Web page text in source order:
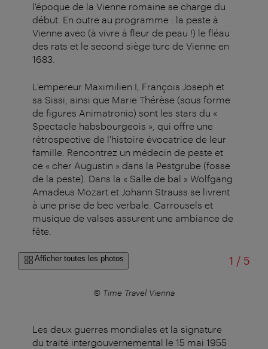
l'époque de la Vienne romaine se charge du
début. En outre au programme : la peste à
Vienne avec (à vivre à fleur de peau !) le fléau
des rats et le second siège turc de Vienne en
1683.
L'empereur Maximilien I, François Joseph et
sa Sissi, ainsi que Marie Thérèse (sous forme
de figures Animatronic) sont les stars du «
Spectacle habsbourgeois », qui offre une
rétrospective de l'histoire évocatrice de leur
famille. Rencontrez un médecin de peste et
ce « cher Augustin » dans la Pestgrube (fosse
de la peste). Dans la « Salle de bal » Wolfgang
Amadeus Mozart et Johann Strauss se livrent
à une prise de bec verbale. Carrousels et
musique de valses assurent une ambiance de
fête.
Afficher toutes les photos 1 /sur
5
© Time Travel Vienna
Les deux guerres mondiales et la signature
du traité intergouvernemental le 15 mai 1955